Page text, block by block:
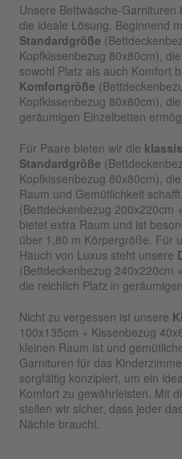
Unsere Bettwäsche-
die ideale Lösung. Beginnend
Standardgröße
Kopfkissenbezug 80x80cm),
sowohl Platz als auch Komfort
Komfortgröße
Kopfkissenbezug 80x80cm),
geräumigen Einzelbetten
Für Paare bieten wir die
Standardgröße
Kopfkissenbezug 80x80cm),
Raum und Gemütlichkeit
(Bettdeckenbezug 200x220cm
bietet extra Raum und ist
über 1,80 m Körpergröße. Für
Hauch von Luxus steht unsere
(Bettdeckenbezug 240x220cm
die reichlich Platz in
Nicht zu vergessen ist unsere
100x135cm + Kissenbezug
kleinen Raum ist und
Garnituren für das
sorgfältig konzipiert, um ein
Komfort zu gewährleisten. Mit
stellen wir sicher, dass jeder
Nächte braucht.